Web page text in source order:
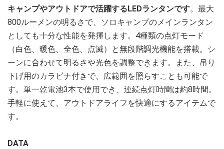
キャンプやアウトドアで活躍するLEDランタンです。最大
800ルーメンの明るさで、ソロキャンプのメインランタン
としても十分な性能を発揮します。4種類の点灯モード
（白色、暖色、全色、点滅）と無段階調光機能を搭載。シ
ーンに合わせて明るさや光色を調整できます。また、吊り
下げ用のカラビナ付きで、広範囲を照らすことも可能で
す。単一乾電池3本で使用でき、連続点灯時間は約8時間。
手軽に使えて、アウトドアライフを快適にするアイテムで
す。
DATA